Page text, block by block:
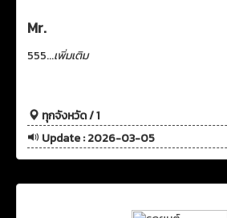
Mr.
555...เพิ่มเติม
ทุกจังหวัด / 1
Update : 2026-03-05